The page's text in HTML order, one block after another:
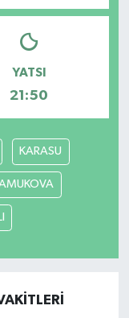
YATSI
21:50
KARASU